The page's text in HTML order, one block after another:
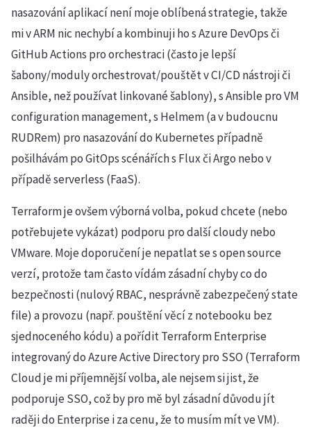
nasazování aplikací není moje oblíbená strategie, takže
mi v ARM nic nechybí a kombinuji ho s Azure DevOps či
GitHub Actions pro orchestraci (často je lepší
šabony/moduly orchestrovat/pouštět v CI/CD nástroji či
Ansible, než používat linkované šablony), s Ansible pro VM
configuration management, s Helmem (a v budoucnu
RUDRem) pro nasazování do Kubernetes případně
pošilhávám po GitOps scénářích s Flux či Argo nebo v
případě serverless (FaaS).
Terraform je ovšem výborná volba, pokud chcete (nebo
potřebujete vykázat) podporu pro další cloudy nebo
VMware. Moje doporučení je nepatlat se s open source
verzí, protože tam často vídám zásadní chyby co do
bezpečnosti (nulový RBAC, nesprávně zabezpečený state
file) a provozu (např. pouštění věcí z notebooku bez
sjednoceného kódu) a pořídit Terraform Enterprise
integrovaný do Azure Active Directory pro SSO (Terraform
Cloud je mi příjemnější volba, ale nejsem si jist, že
podporuje SSO, což by pro mě byl zásadní důvodu jít
raději do Enterprise i za cenu, že to musím mít ve VM).